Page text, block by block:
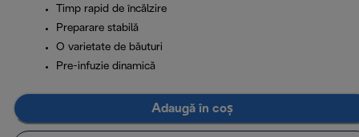
Timp rapid de încălzire
Preparare stabilă
O varietate de băuturi
Pre-infuzie dinamică
Adaugă în coș